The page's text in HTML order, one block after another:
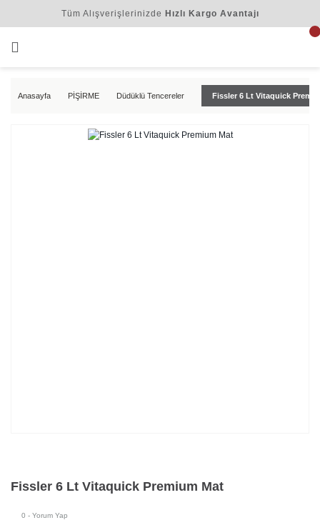
Tüm Alışverişlerinizde Hızlı Kargo Avantajı
Anasayfa PİŞİRME Düdüklü Tencereler Fissler 6 Lt Vitaquick
Fissler 6 Lt Vitaquick Premium Mat
0 - Yorum Yap